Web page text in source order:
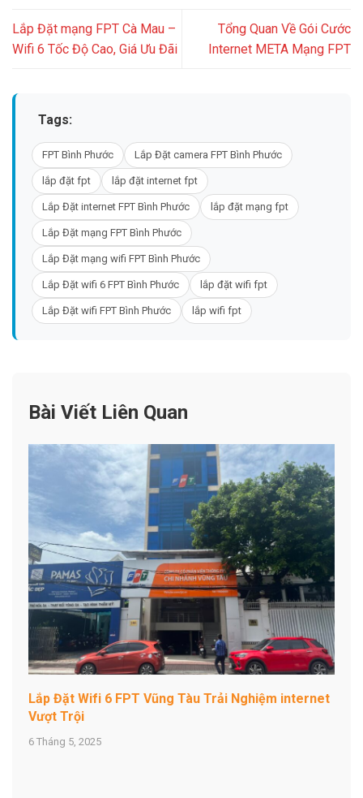
Lắp Đặt mạng FPT Cà Mau –
Wifi 6 Tốc Độ Cao, Giá Ưu Đãi
Tổng Quan Về Gói Cước
Internet META Mạng FPT
Tags:
FPT Bình Phước Lắp Đặt camera FPT Bình Phước
lắp đặt fpt lắp đặt internet fpt
Lắp Đặt internet FPT Bình Phước lắp đặt mạng fpt
Lắp Đặt mạng FPT Bình Phước
Lắp Đặt mạng wifi FPT Bình Phước
Lắp Đặt wifi 6 FPT Bình Phước lắp đặt wifi fpt
Lắp Đặt wifi FPT Bình Phước lắp wifi fpt
Bài Viết Liên Quan
Lắp Đặt Wifi 6 FPT Vũng Tàu Trải Nghiệm internet
Vượt Trội
6 Tháng 5, 2025